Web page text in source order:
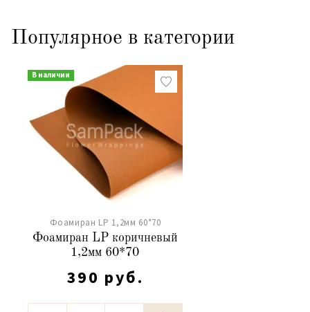
Популярное в категории
В наличии
Фоамиран LP 1,2мм 60*70
Фоамиран LP коричневый
1,2мм 60*70
390 руб.